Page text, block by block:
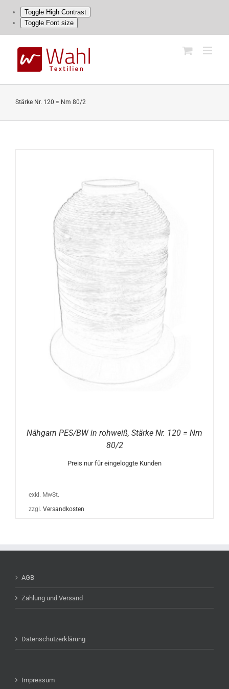
Toggle High Contrast
Toggle Font size
content
Stärke Nr. 120 = Nm 80/2
Nähgarn PES/BW in rohweiß, Stärke Nr. 120 = Nm
80/2
Preis nur für eingeloggte Kunden
exkl. MwSt.
zzgl. Versandkosten
AGB
Zahlung und Versand
Datenschutzerklärung
Impressum